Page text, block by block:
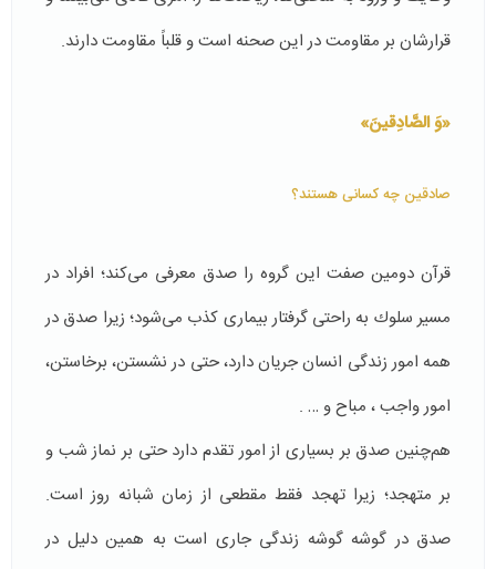
قرارشان بر مقاومت در این صحنه است و قلباً‌ مقاومت دارند.
«وَ الصَّادِقینَ»
صادقین چه كسانی هستند؟
قرآن دومین صفت این گروه را صدق معرفی می‌كند؛ افراد در
مسیر سلوك به راحتی گرفتار بیماری كذب می‌شود؛ زیرا صدق در
همه امور زندگی انسان جریان دارد، حتی در نشستن، برخاستن،
امور واجب ، مباح و … .
هم‌چنین صدق بر بسیاری از امور تقدم دارد حتی بر نماز شب و
بر متهجد؛ زیرا تهجد فقط مقطعی از زمان شبانه روز است.
صدق در گوشه گوشه زندگی جاری است به همین دلیل در